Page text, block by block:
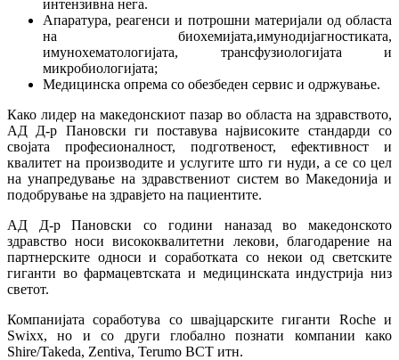
интензивна нега.
Апаратура, реагенси и потрошни материјали од областа
на биохемијата,имунодијагностиката,
имунохематологијата, трансфузиологијата и
микробиологијата;
Медицинска опрема со обезбеден сервис и одржување.
Како лидер на македонскиот пазар во областа на здравството,
АД Д-р Пановски ги поставува највисоките стандарди со
својата професионалност, подготвеност, ефективност и
квалитет на производите и услугите што ги нуди, а се со цел
на унапредување на здравствениот систем во Македонија и
подобрување на здравјето на пациентите.
АД Д-р Пановски со години наназад во македонското
здравство носи висококвалитетни лекови, благодарение на
партнерските односи и соработката со некои од светските
гиганти во фармацевтската и медицинската индустрија низ
светот.
Компанијата соработува со швајцарските гиганти Rocheи
Swixx, но и со други глобално познати компании како
Shire/Takeda, Zentiva, Terumo BCT итн.